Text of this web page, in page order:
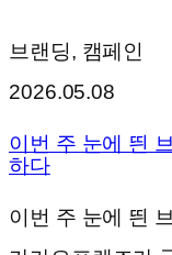
브랜딩, 캠페인
2026.05.08
이번 주 눈에 띈
하다
이번 주 눈에 띈